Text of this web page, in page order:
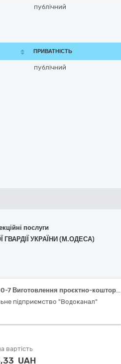
публічний
ПРИВАТНІСТЬ
публічний
послуги
ГВАРДІЇ УКРАЇНИ (М.ОДЕСА)
71320000-7 Виготовлення проєктно-кошторисної документації по об’єкту: «Встановлення вузла комерційного обліку теплової енергії на опалення будівель насосної станції по вул. Молодіжна, 61, м. Запоріжжя». КНУ «Настанова з визначення вартості проектних, науково-проектних, вишукувальних робіт та експертизи проектної документації на будівництво».
підприємство "Водоканал"
вартість
UAH